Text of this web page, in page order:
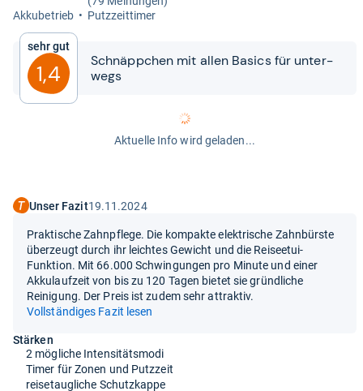
Akku­be­trieb
Putz­zeit­ti­mer
Sehr gut
1,4
Schnäpp­chen mit allen Basics für unter­
wegs
Aktuelle Info wird geladen...
Unser Fazit19.11.2024
Praktische Zahnpflege. Die kompakte elektrische Zahnbürste
überzeugt durch ihr leichtes Gewicht und die Reiseetui-
Funktion. Mit 66.000 Schwingungen pro Minute und einer
Akkulaufzeit von bis zu 120 Tagen bietet sie gründliche
Reinigung. Der Preis ist zudem sehr attraktiv.
Vollständiges Fazit lesen
Stärken
2 mögliche Intensitätsmodi
Timer für Zonen und Putzzeit
reisetaugliche Schutzkappe